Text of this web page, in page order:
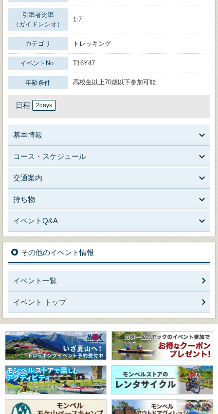
引率者比率
（ガイドレシオ）
1:7
カテゴリ トレッキング
イベントNo. T16Y47
年齢条件 高校生以上70歳以下参加可能
日程 2days
基本情報
コース・スケジュール
交通案内
持ち物
イベントQ&A
その他のイベント情報
イベント一覧
イベント トップ